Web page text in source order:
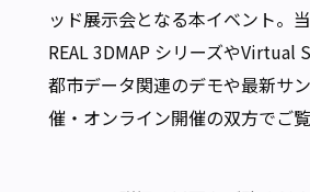
ッド展示会となる本イベント。
REAL 3DMAP シリーズやVirtual
都市データ関連のデモや最新サ
催・オンライン開催の双方でご覧